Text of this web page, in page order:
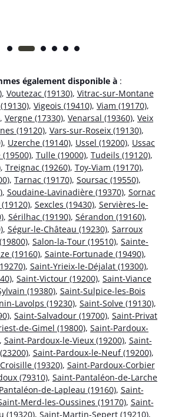
également disponible à :
, Voutezac (19130), Vitrac-sur-Montane
, Vigeois (19410), Viam (19170),
, Vergne (17330), Venarsal (19360), Veix
(19120), Vars-sur-Roseix (19130),
, Uzerche (19140), Ussel (19200), Ussac
, Tulle (19000), Tudeils (19120),
, Treignac (19260), Toy-Viam (19170),
, Tarnac (19170), Soursac (19550),
, Soudaine-Lavinadière (19370), Sornac
, Sexcles (19430), Servières-le-
, Sérilhac (19190), Sérandon (19160),
, Ségur-le-Château (19230), Sarroux
, Salon-la-Tour (19510), Sainte-
(19160), Sainte-Fortunade (19490),
, Saint-Yrieix-le-Déjalat (19300),
, Saint-Victour (19200), Saint-Viance
(19380), Saint-Sulpice-les-Bois
Lavolps (19230), Saint-Solve (19130),
, Saint-Salvadour (19700), Saint-Privat
de-Gimel (19800), Saint-Pardoux-
Saint-Pardoux-le-Vieux (19200), Saint-
, Saint-Pardoux-le-Neuf (19200),
(19320), Saint-Pardoux-Corbier
(79310), Saint-Pantaléon-de-Larche
de-Lapleau (19160), Saint-
Merd-les-Oussines (19170), Saint-
(19320), Saint-Martin-Sepert (19210),